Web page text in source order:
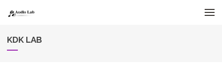
KDK LAB